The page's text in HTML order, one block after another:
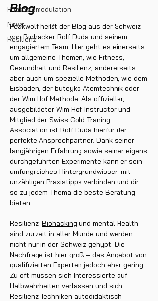
Photobiomodulation
News
Resilienz
Blog
Peakwolf heißt der Blog aus der Schweiz
von Biohacker Rolf Duda und seinem
engagiertem Team. Hier geht es einerseits
um allgemeine Themen, wie Fitness,
Gesundheit und Resilienz, andererseits
aber auch um spezielle Methoden, wie dem
Eisbaden, der buteyko Atemtechnik oder
der Wim Hof Methode. Als offizieller,
ausgebildeter Wim Hof-Instructor und
Mitglied der Swiss Cold Traning
Association ist Rolf Duda hierfür der
perfekte Ansprechpartner. Dank seiner
langjährigen Erfahrung sowie seiner eigens
durchgeführten Experimente kann er sein
umfangreiches Hintergrundwissen mit
unzähligen Praxistipps verbinden und dir
so zu jedem Thema die beste Beratung
bieten.
Resilienz, Biohacking und mental Health
sind zurzeit in aller Munde und werden
nicht nur in der Schweiz gehypt. Die
Nachfrage ist hier groß – das Angebot von
qualifizierten Experten jedoch eher gering.
Zu oft müssen sich Interessierte auf
Halbwahrheiten verlassen und sich
Resilienz-Techniken autodidaktisch